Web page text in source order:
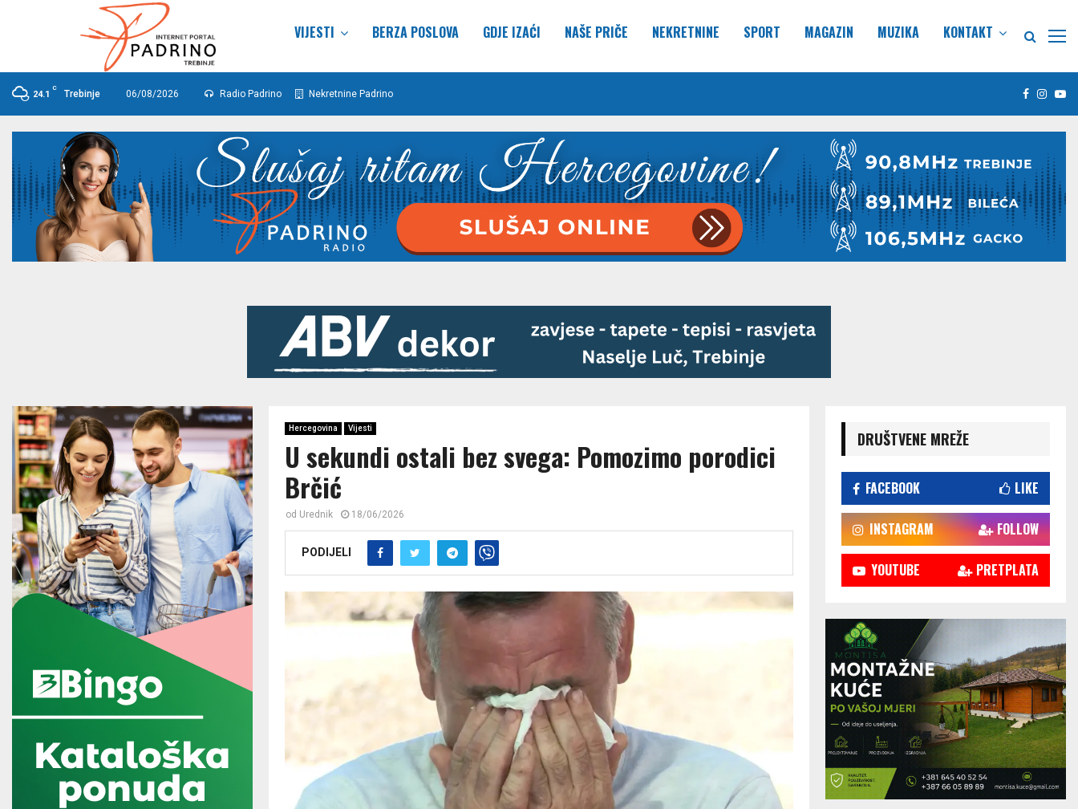
VIJESTI BERZA POSLOVA GDJE IZAĆI NAŠE PRIČE NEKRETNINE SPORT MAGAZIN MUZIKA KONTAKT
24.1
C
Trebinje 06/08/2026 Radio Padrino Nekretnine Padrino Facebook
Hercegovina Vijesti
U sekundi ostali bez svega: Pomozimo porodici
Brčić
od Urednik 18/06/2026
PODIJELI
DRUŠTVENE MREŽE
FACEBOOK LIKE
INSTAGRAM FOLLOW
YOUTUBE PRETPLATA